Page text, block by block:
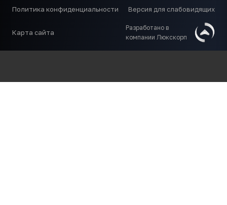
Политика конфиденциальности Версия для слабовидящих
Карта сайта
Разработано в
компании Люкскорп